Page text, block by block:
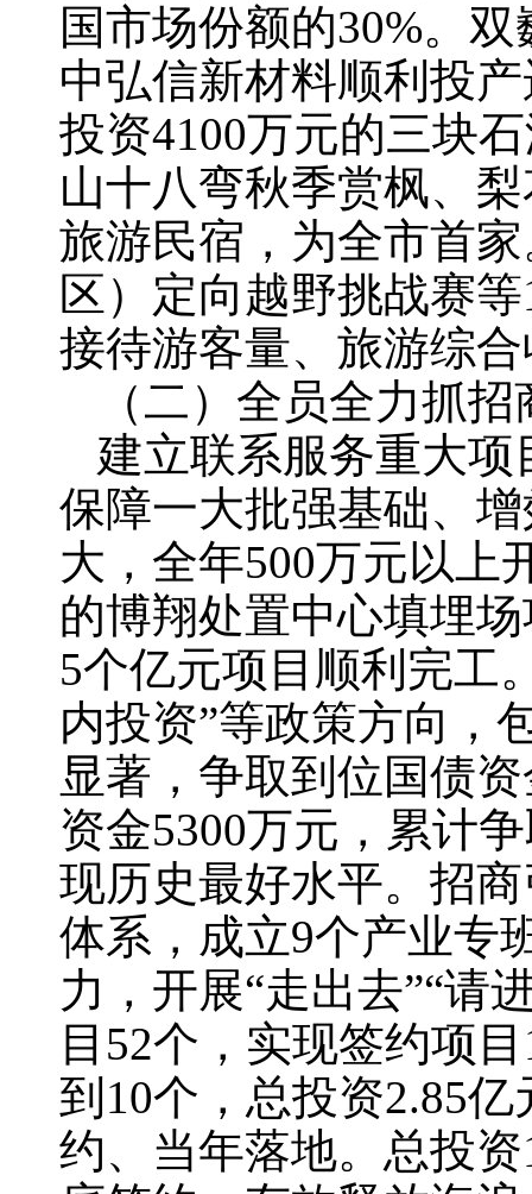
国市场份额的30%。
中弘信新材料顺利投
投资4100万元的三块
山十八弯秋季赏枫、
旅游民宿，为全市首
区）定向越野挑战赛
接待游客量、旅游综
（二）全员全力抓
建立联系服务重大
保障一大批强基础、
大，全年500万元以上
的博翔处置中心填埋
5个亿元项目顺利完工
内投资”等政策方向，
显著，争取到位国债
资金5300万元，累计
现历史最好水平。招
体系，成立9个产业专
力，开展“走出去”“请
目52个，实现签约项
到10个，总投资2.85
约、当年落地。总投